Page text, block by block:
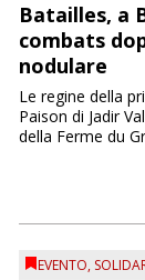
Batailles, a
combats
nodulare
Le regine della
Paison di Jadir
della Ferme du
EVENTO,